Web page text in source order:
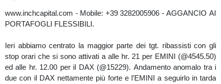
www.inchcapital.com - Mobile: +39 3282005906 - AGGANCIO AI
PORTAFOGLI FLESSIBILI.
Ieri abbiamo centrato la maggior parte dei tgt. ribassisti con gli
stop orari che si sono attivati a alle hr. 21 per EMINI (@4545.50)
ed alle hr. 12.00 per il DAX (@15229). Andamento anomalo tra i
due con il DAX nettamente più forte e l'EMINI a seguirlo in tarda